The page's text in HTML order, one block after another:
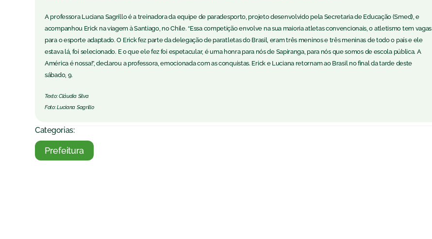
A professora Luciana Sagrillo é a treinadora da equipe de paradesporto, projeto desenvolvido pela Secretaria de Educação (Smed), e
acompanhou Erick na viagem à Santiago, no Chile. “Essa competição envolve na sua maioria atletas convencionais, o atletismo tem vagas
para o esporte adaptado. O Erick fez parte da delegação de paratletas do Brasil, eram três meninos e três meninas de todo o país e ele
estava lá, foi selecionado. E o que ele fez foi espetacular, é uma honra para nós de Sapiranga, para nós que somos de escola pública. A
América é nossa!”, declarou a professora, emocionada com as conquistas. Erick e Luciana retornam ao Brasil no final da tarde deste
sábado, 9.
Texto: Cláudia Silva
Foto: Luciana Sagrillo
Categorias:
Prefeitura